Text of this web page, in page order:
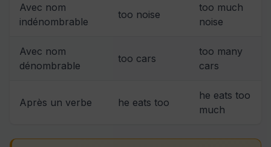
Avec nom
indénombrable
too noise
too much
noise
Avec nom
dénombrable
too cars
too many
cars
Après un verbe he eats too
he eats too
much